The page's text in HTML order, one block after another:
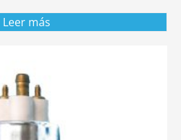
Leer más